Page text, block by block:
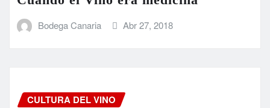
Bodega Canaria Abr 27, 2018
CULTURA DEL VINO